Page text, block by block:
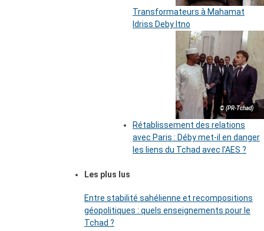
Transformateurs à Mahamat
Idriss Deby Itno
© (PR-Tchad)
Rétablissement des relations
avec Paris : Déby met-il en danger
les liens du Tchad avec l’AES ?
Les plus lus
Entre stabilité sahélienne et recompositions
géopolitiques : quels enseignements pour le
Tchad ?